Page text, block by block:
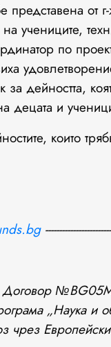
от г-
учениците,
по
дейността,
децата и
които
„Наука и
чрез